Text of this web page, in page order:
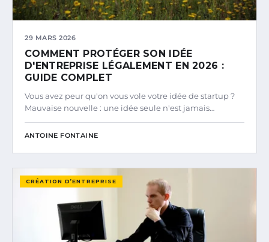
29 MARS 2026
COMMENT PROTÉGER SON IDÉE
D'ENTREPRISE LÉGALEMENT EN 2026 :
GUIDE COMPLET
Vous avez peur qu'on vous vole votre idée de startup ?
Mauvaise nouvelle : une idée seule n'est jamais…
ANTOINE FONTAINE
CRÉATION D’ENTREPRISE